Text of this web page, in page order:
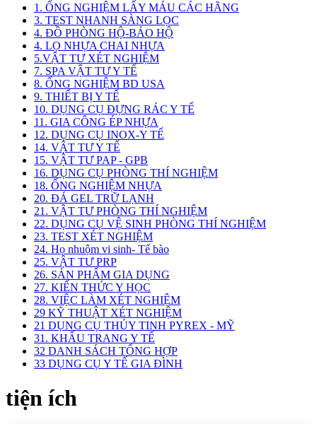
1. ỐNG NGHIỆM LẤY MÁU CÁC HÃNG
3. TEST NHANH SÀNG LỌC
4. ĐỒ PHÒNG HỘ-BẢO HỘ
4. LỌ NHỰA CHAI NHỰA
5.VẬT TƯ XÉT NGHIỆM
7. SPA VẬT TƯ Y TẾ
8. ỐNG NGHIỆM BD USA
9. THIẾT BỊ Y TẾ
10. DỤNG CỤ ĐỰNG RÁC Y TẾ
11. GIA CÔNG ÉP NHỰA
12. DỤNG CỤ INOX-Y TẾ
14. VẬT TƯ Y TẾ
15. VẬT TƯ PAP - GPB
16. DỤNG CỤ PHÒNG THÍ NGHIỆM
18. ỐNG NGHIỆM NHỰA
20. ĐÁ GEL TRỮ LẠNH
21. VẬT TƯ PHÒNG THÍ NGHIỆM
22. DỤNG CỤ VỆ SINH PHÒNG THÍ NGHIỆM
23. TEST XÉT NGHIỆM
24. Họ nhuộm vi sinh- Tế bào
25. VẬT TƯ PRP
26. SẢN PHẨM GIA DỤNG
27. KIẾN THỨC Y HỌC
28. VIỆC LÀM XÉT NGHIỆM
29 KỸ THUẬT XÉT NGHIỆM
21 DỤNG CỤ THỦY TINH PYREX - MỸ
31. KHẨU TRANG Y TẾ
32 DANH SÁCH TỔNG HỢP
33 DỤNG CỤ Y TẾ GIA ĐÌNH
tiện ích